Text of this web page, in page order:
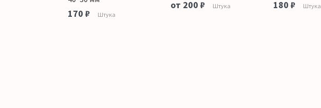
170 ₽ Штука
от 200 ₽ Штука 180 ₽ Штука